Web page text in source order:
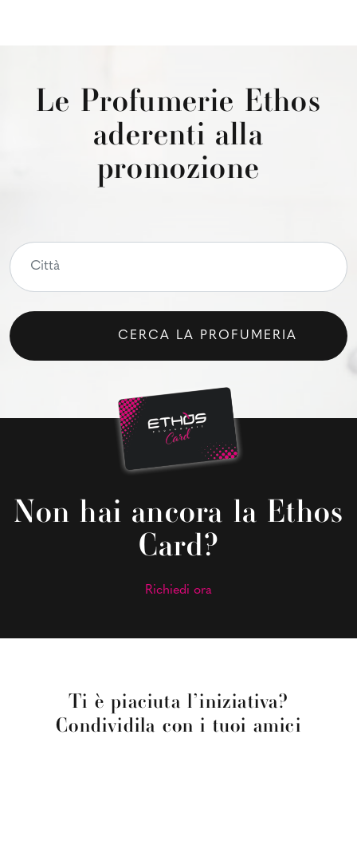
Le Profumerie Ethos
aderenti alla
promozione
CERCA LA PROFUMERIA
Non hai ancora la Ethos
Card?
Richiedi ora
Ti è piaciuta l’iniziativa?
Condividila con i tuoi amici